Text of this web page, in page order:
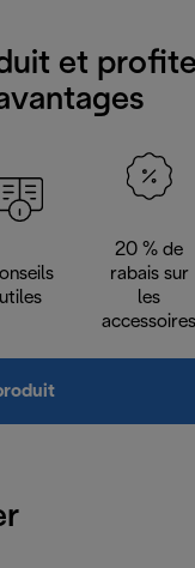
et
utiles
20 % de
rabais sur
les
accessoires